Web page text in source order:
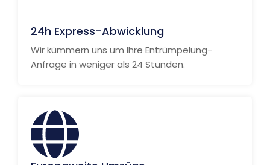
24h Express-Abwicklung
Wir kümmern uns um Ihre Entrümpelung-
Anfrage in weniger als 24 Stunden.